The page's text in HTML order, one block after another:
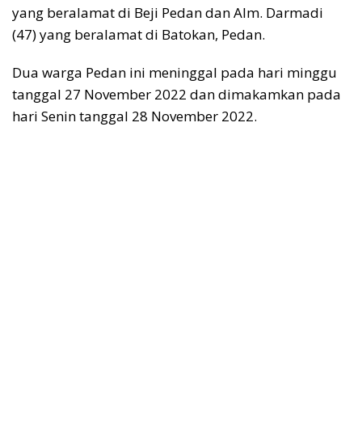
yang beralamat di Beji Pedan dan Alm. Darmadi
(47) yang beralamat di Batokan, Pedan.
Dua warga Pedan ini meninggal pada hari minggu
tanggal 27 November 2022 dan dimakamkan pada
hari Senin tanggal 28 November 2022.